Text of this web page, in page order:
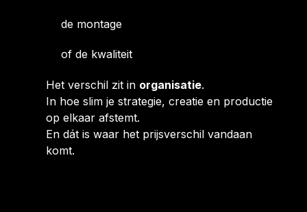
de montage
of de kwaliteit
Het verschil zit in organisatie.
In hoe slim je strategie, creatie en productie
op elkaar afstemt.
En dát is waar het prijsverschil vandaan
komt.